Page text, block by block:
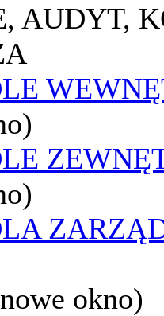
AUDYT,
okno)